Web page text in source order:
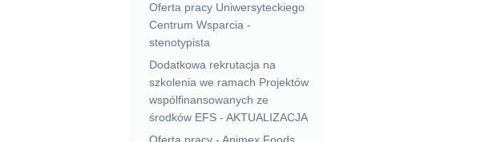
Oferta pracy Uniwersyteckiego
Centrum Wsparcia -
stenotypista
Dodatkowa rekrutacja na
szkolenia we ramach Projektów
wspólfinansowanych ze
środków EFS - AKTUALIZACJA